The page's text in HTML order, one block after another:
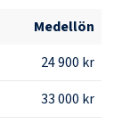
Medellön
24 900 kr
33 000 kr